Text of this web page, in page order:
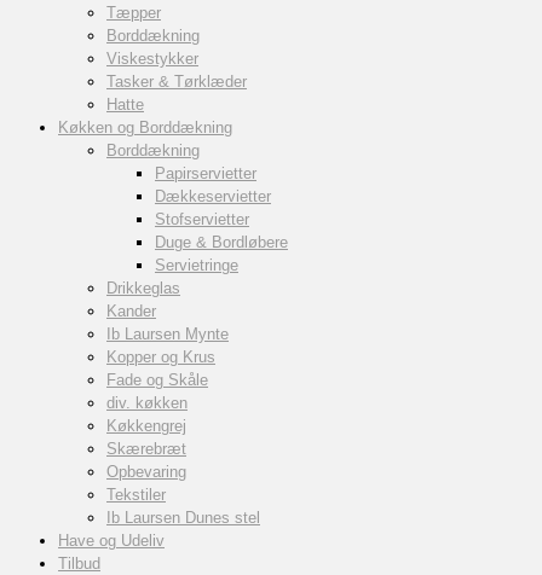
Tæpper
Borddækning
Viskestykker
Tasker & Tørklæder
Hatte
Køkken og Borddækning
Borddækning
Papirservietter
Dækkeservietter
Stofservietter
Duge & Bordløbere
Servietringe
Drikkeglas
Kander
Ib Laursen Mynte
Kopper og Krus
Fade og Skåle
div. køkken
Køkkengrej
Skærebræt
Opbevaring
Tekstiler
Ib Laursen Dunes stel
Have og Udeliv
Tilbud